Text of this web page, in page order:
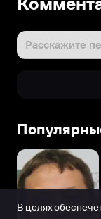
Расскажите
В целях